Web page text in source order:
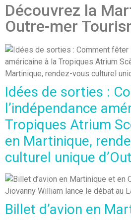
Découvrez la
Outre-mer
Idées de sorties :
l’indépendance
Tropiques Atrium
en Martinique,
culturel unique
Billet d’avion en